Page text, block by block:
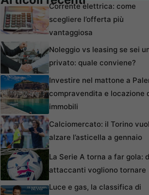
Corrente elettrica: come
scegliere l’offerta più
vantaggiosa
Noleggio vs leasing se sei
privato: quale conviene?
Investire nel mattone a
compravendita e locazione
immobili
Calciomercato: il Torino
alzare l’asticella a gennaio
La Serie A torna a far gola:
attaccanti vogliono tornare
Luce e gas, la classifica di